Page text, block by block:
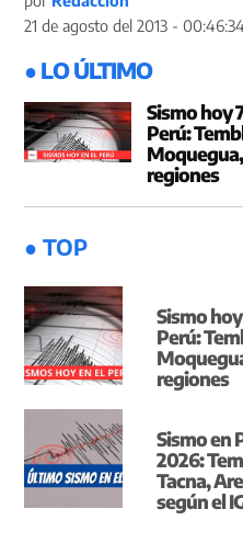
21 de agosto del 2013 - 00:46:34
● LO ÚLTIMO
Sismo hoy
Perú:
regiones
● TOP
Sismo
Perú:
regiones
Sismo en
2026:
Tacna,
según el